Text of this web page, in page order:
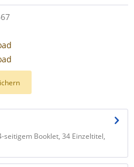
seitigem Booklet, 34 Einzeltitel,